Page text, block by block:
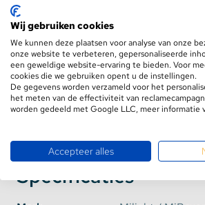
ook mogelijk om deze draadloos te
Naast de mogelijkheid om LED
is deze TRIAC ELV dimmer ook
dimmen van traditionele filament
halogeen spots op 230 Volt.
dimmen. Met deEUCHIPS dimbare
transformatorenkunt u iedere
nauwkeurig dimmen.
Specificaties
Wij gebruiken cookies
We kunnen deze plaatsen voor analyse van onze
onze website te verbeteren, gepersonaliseerde
een geweldige website-ervaring te bieden. Voor
cookies die we gebruiken opent u de instellingen.
De gegevens worden verzameld voor het
het meten van de effectiviteit van
worden gedeeld met Google LLC, meer informatie
Accepteer alles